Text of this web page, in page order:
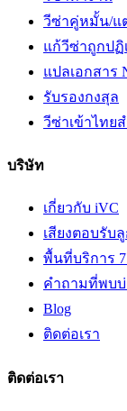
วีซ่าคู่หมั้น/แ
แก้วีซ่าถูกปฏิ
แปลเอกสาร
รับรองกงสุล
วีซ่าเข้าไทย
บริษัท
เกี่ยวกับ iVC
เสียงตอบรับ
พื้นที่บริการ
คำถามที่พบ
Blog
ติดต่อเรา
ติดต่อเรา